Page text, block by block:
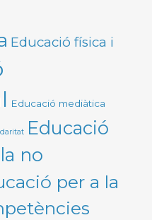
Educació física i
Educació mediàtica
Educació
no
per a la